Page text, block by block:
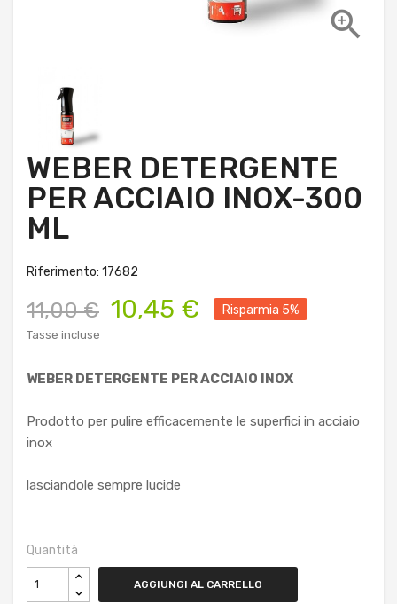

WEBER DETERGENTE
PER ACCIAIO INOX-300
ML
Riferimento: 17682
11,00 € 10,45 € Risparmia 5%
Tasse incluse
WEBER DETERGENTE PER ACCIAIO INOX
Prodotto per pulire efficacemente le superfici in acciaio
inox
lasciandole sempre lucide
Quantità
AGGIUNGI AL CARRELLO